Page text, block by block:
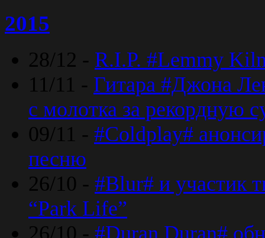
2015
28/12 - R.I.P. #Lemmy
11/11 - Гитара #Джона
с молотка за рекордную
09/11 - #Coldplay#
песню
26/10 - #Blur# и участик
“Park Life”